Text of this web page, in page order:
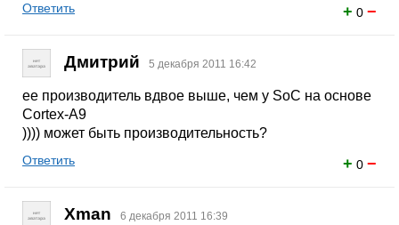
+ 0 −
Ответить
Дмитрий 5 декабря 2011 16:42
ее производитель вдвое выше, чем у SoC на основе
Cortex-A9
)))) может быть производительность?
+ 0 −
Ответить
Xman 6 декабря 2011 16:39